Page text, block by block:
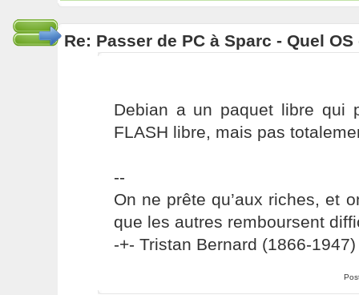
Re: Passer de PC à Sparc - Quel
Debian a un paquet libre qui
FLASH libre, mais pas
--
On ne prête qu’aux riches, et
que les autres remboursent
-+- Tristan Bernard (1866-1947)